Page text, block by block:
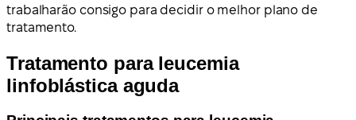
trabalharão consigo para decidir o melhor plano de
tratamento.
Tratamento para leucemia
linfoblástica aguda